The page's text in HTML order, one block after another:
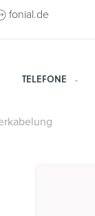
fonial.de
TELEFONE